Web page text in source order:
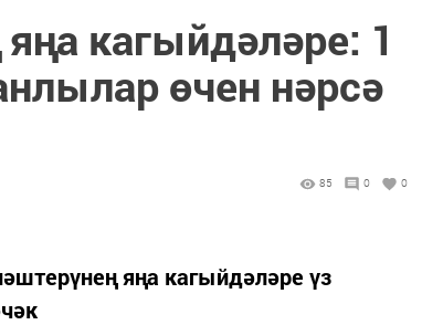
кагыйдәләре: 1
өчен нәрсә
85 0 0
яңа кагыйдәләре үз